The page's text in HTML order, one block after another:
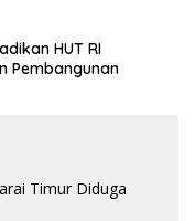
HUT RI
Pembangunan